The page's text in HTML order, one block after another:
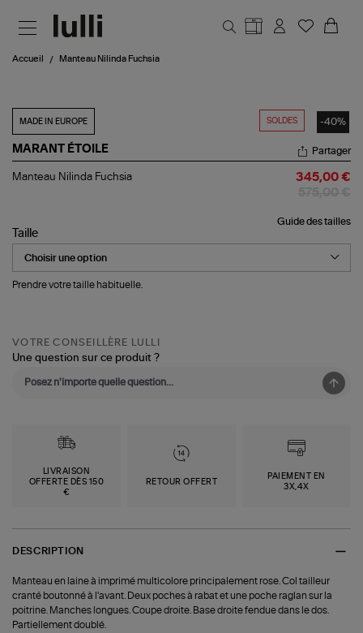
Accueil Manteau Nilinda Fuchsia
SOLDES -40%
MADE IN EUROPE
MARANT ÉTOILE
Manteau
Partager
Manteau Nilinda Fuchsia 345,00 €
Guide des tailles
Taille
Prendre votre taille habituelle.
VOTRE CONSEILLÈRE LULLI
Une question sur ce produit ?
LIVRAISON
OFFERTE DÈS 150
€
RETOUR OFFERT
PAIEMENT EN
3X,4X
DESCRIPTION
Manteau en laine à imprimé multicolore principalement rose. Col tailleur
cranté boutonné à l'avant. Deux poches à rabat et une poche raglan sur la
poitrine. Manches longues. Coupe droite. Base droite fendue dans le dos.
Partiellement doublé.